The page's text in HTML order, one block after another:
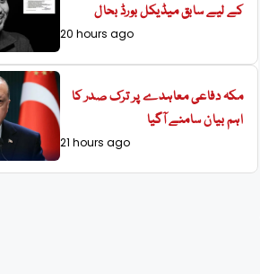
کے لیے سابق میڈیکل بورڈ بحال
20 hours ago
مکہ دفاعی معاہدے پر ترک صدر کا
اہم بیان سامنے آگیا
21 hours ago